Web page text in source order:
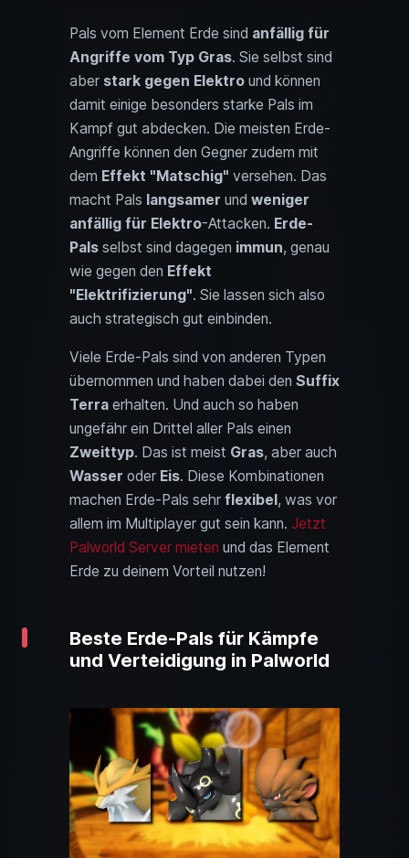
Pals vom Element Erde sind anfällig für
Angriffe vom Typ Gras. Sie selbst sind
aber stark gegen Elektro und können
damit einige besonders starke Pals im
Kampf gut abdecken. Die meisten Erde-
Angriffe können den Gegner zudem mit
dem Effekt "Matschig" versehen. Das
macht Pals langsamer und weniger
anfällig für Elektro-Attacken. Erde-
Pals selbst sind dagegen immun, genau
wie gegen den Effekt
"Elektrifizierung". Sie lassen sich also
auch strategisch gut einbinden.
Viele Erde-Pals sind von anderen Typen
übernommen und haben dabei den Suffix
Terra erhalten. Und auch so haben
ungefähr ein Drittel aller Pals einen
Zweittyp. Das ist meist Gras, aber auch
Wasser oder Eis. Diese Kombinationen
machen Erde-Pals sehr flexibel, was vor
allem im Multiplayer gut sein kann. Jetzt
Palworld Server mieten und das Element
Erde zu deinem Vorteil nutzen!
Beste Erde-Pals für Kämpfe
und Verteidigung in Palworld